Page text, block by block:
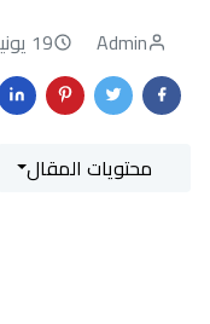
Admin 19 يونيو, 2025
محتويات المقال